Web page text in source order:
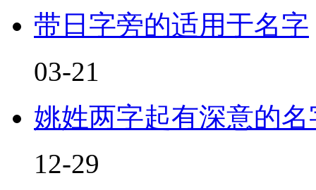
带日字旁的适用于名字
03-21
姚姓两字起有深意的
12-29